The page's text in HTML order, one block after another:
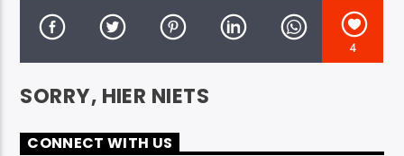
HUIDIG NUMMER
TITEL
ARTIEST
4
SORRY, HIER NIETS
CONNECT WITH US